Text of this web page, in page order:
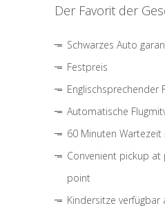
Der Favorit der
Schwarzes Auto
Festpreis
Englischsprechender
Automatische
60 Minuten
Convenient pickup at
point
Kindersitze verfügbar